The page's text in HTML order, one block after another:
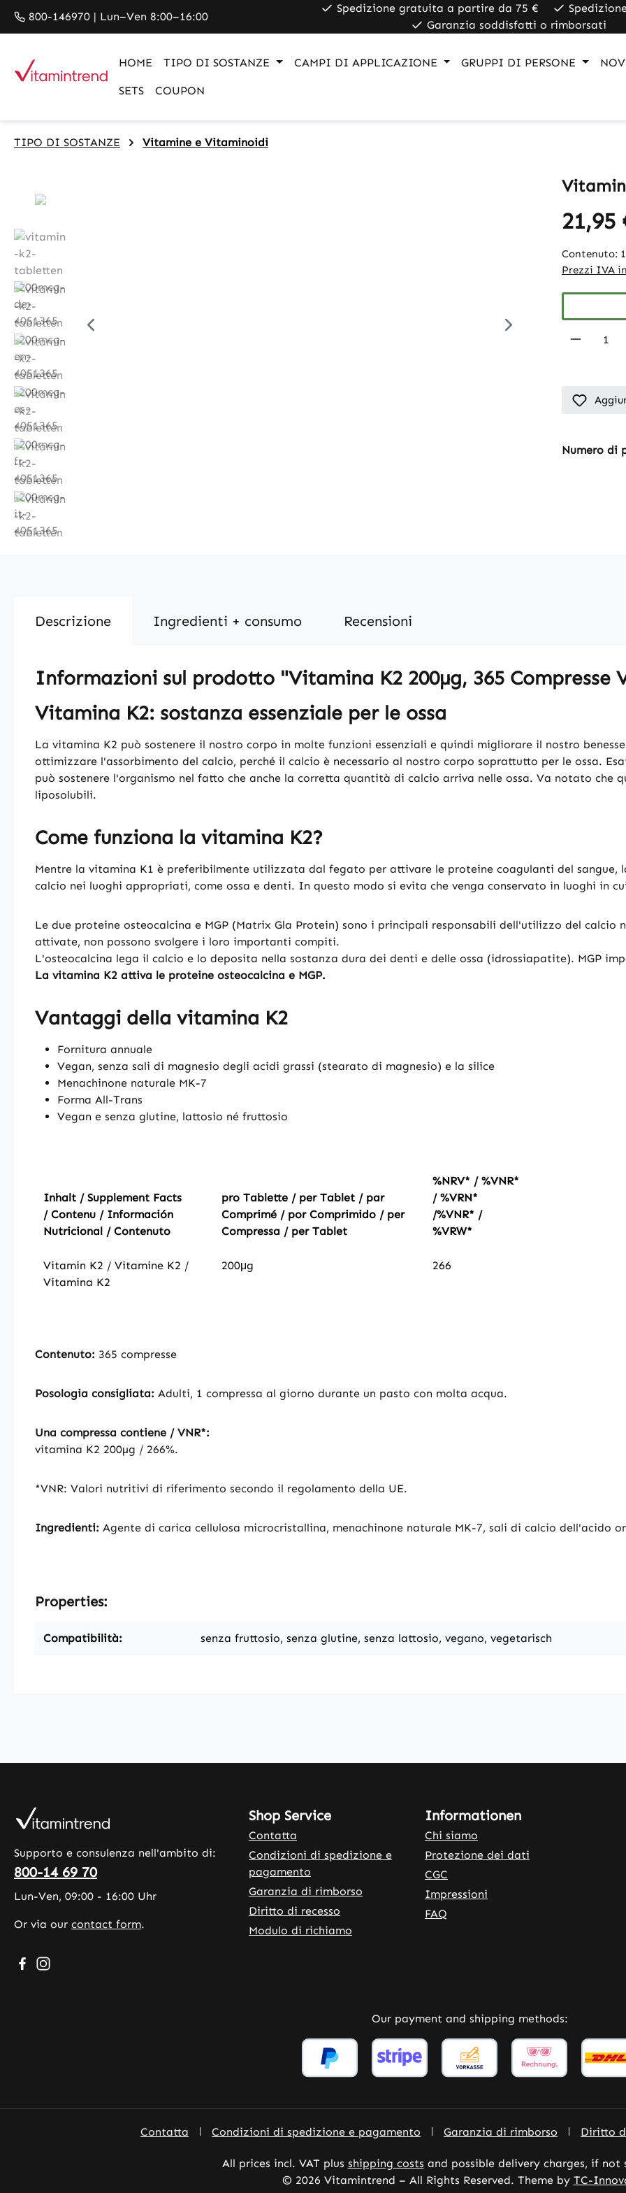
Skip to main navigation
800-146970 | Lun–Ven 8:00–16:00
Spedizione gratuita a partire da 75 €
Garanzia soddisfatti o rimborsati
HOME TIPO DI SOSTANZE CAMPI DI APPLICAZIONE GRUPPI DI PERSONE
SETS COUPON
TIPO DI SOSTANZE Vitamine e Vitaminoidi
21,95
Contenuto:
Prezzi IVA
Numero di
Descrizione Ingredienti + consumo Recensioni
Informazioni sul prodotto "Vitamina K2 200µg, 365 Compresse
Vitamina K2: sostanza essenziale per le ossa
La vitamina K2 può sostenere il nostro corpo in molte funzioni essenziali e quindi migliorare il nostro
ottimizzare l'assorbimento del calcio, perché il calcio è necessario al nostro corpo soprattutto per le ossa.
può sostenere l'organismo nel fatto che anche la corretta quantità di calcio arriva nelle ossa. Va notato che
liposolubili.
Come funziona la vitamina K2?
Mentre la vitamina K1 è preferibilmente utilizzata dal fegato per attivare le proteine coagulanti del
calcio nei luoghi appropriati, come ossa e denti. In questo modo si evita che venga conservato in luoghi in
Le due proteine osteocalcina e MGP (Matrix Gla Protein) sono i principali responsabili dell'utilizzo del calcio
attivate, non possono svolgere i loro importanti compiti.
L'osteocalcina lega il calcio e lo deposita nella sostanza dura dei denti e delle ossa (idrossiapatite). MGP
La vitamina K2 attiva le proteine osteocalcina e MGP.
Vantaggi della vitamina K2
Fornitura annuale
Vegan, senza sali di magnesio degli acidi grassi (stearato di magnesio) e la silice
Menachinone naturale MK-7
Forma All-Trans
Vegan e senza glutine, lattosio né fruttosio
Inhalt / Supplement Facts
/ Contenu / Información
Nutricional / Contenuto
pro Tablette / per Tablet / par
Comprimé / por Comprimido / per
Compressa / per Tablet
%NRV* / %VNR*
/ %VRN*
/%VNR* /
%VRW*
Vitamin K2 / Vitamine K2 /
Vitamina K2
200μg 266
Contenuto: 365 compresse
Posologia consigliata: Adulti, 1 compressa al giorno durante un pasto con molta acqua.
Una compressa contiene / VNR*:
vitamina K2 200µg / 266%.
*VNR: Valori nutritivi di riferimento secondo il regolamento della UE.
Ingredienti: Agente di carica cellulosa microcristallina, menachinone naturale MK-7, sali di calcio dell'acido
Properties:
Compatibilità: senza fruttosio, senza glutine, senza lattosio, vegano, vegetarisch
Supporto e consulenza nell'ambito di:
800-14 69 70
Lun-Ven, 09:00 - 16:00 Uhr
Or via our contact form.
Visit us on Facebook – opens in a new browser tab (external link)
Check us out on Instagram – opens in a new browser tab (external link)
Shop Service
Contatta
Condizioni di spedizione e
pagamento
Garanzia di rimborso
Diritto di recesso
Modulo di richiamo
Informationen
Chi siamo
Protezione dei dati
CGC
Impressioni
FAQ
Our payment and shipping methods:
Contatta Condizioni di spedizione e pagamento Garanzia di rimborso Diritto
All prices incl. VAT plus shipping costs and possible delivery charges, if not
© 2026 Vitamintrend – All Rights Reserved. Theme by TC-